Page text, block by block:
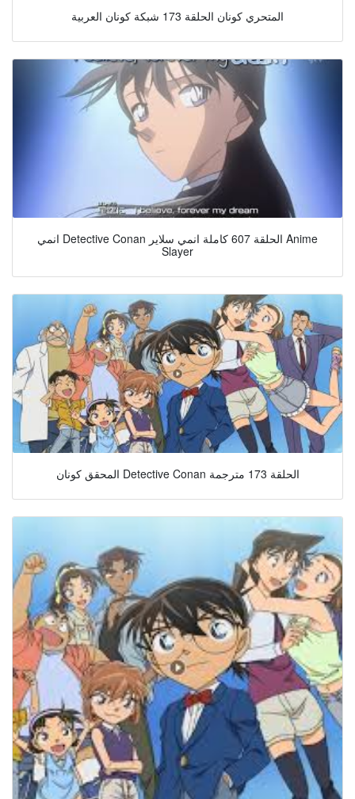
المتحري كونان الحلقة 173 شبكة كونان العربية
انمي Detective Conan الحلقة 607 كاملة انمي سلاير Anime
Slayer
المحقق كونان Detective Conan الحلقة 173 مترجمة